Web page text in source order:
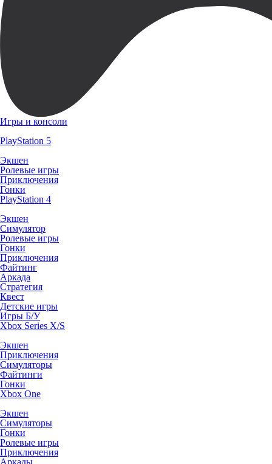
Игры и консоли
PlayStation 5
Экшен
Ролевые игры
Приключения
Гонки
PlayStation 4
Экшен
Симулятор
Ролевые игры
Гонки
Приключения
Файтинг
Аркада
Стратегия
Квест
Детские игры
Игры Б/У
Xbox Series X/S
Экшен
Приключения
Симуляторы
Файтинги
Гонки
Xbox One
Экшен
Симуляторы
Гонки
Ролевые игры
Приключения
Аркады